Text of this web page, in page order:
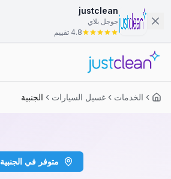
justclean
جوجل بلاي
4.8 تقييم
الخدمات غسيل السيارات الجنبية
متوفر في الجنبية